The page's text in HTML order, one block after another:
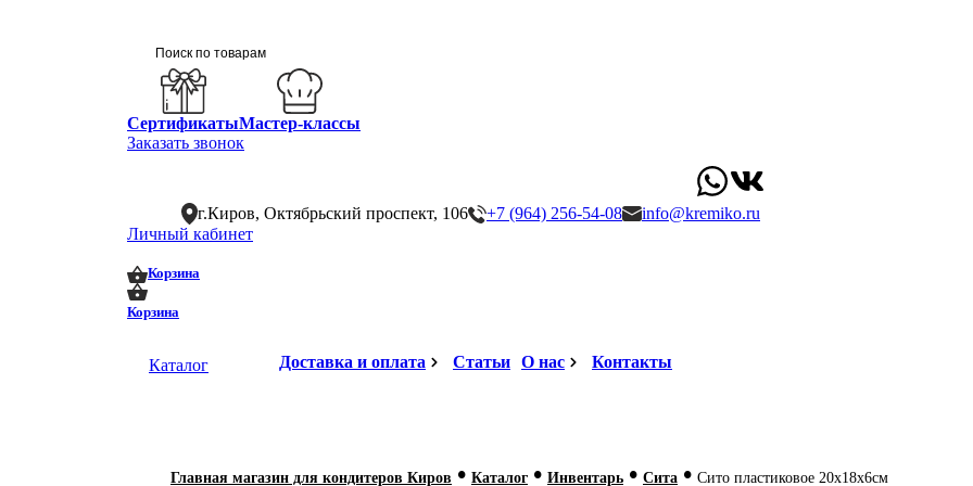
СертификатыМастер-классы
Заказать звонок
г.Киров, Октябрьский проспект, 106 +7 (964) 256-54-08
info@kremiko.ru
Личный кабинет
Корзина
Корзина
Каталог Доставка и оплата Статьи О нас Контакты
Главная магазин для кондитеров Киров • Каталог • Инвентарь • Сита • Сито пластиковое 20х18х6см